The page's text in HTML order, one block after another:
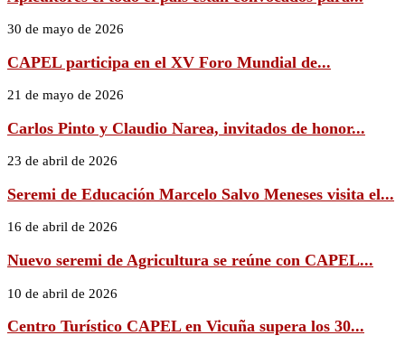
30 de mayo de 2026
CAPEL participa en el XV Foro Mundial de...
21 de mayo de 2026
Carlos Pinto y Claudio Narea, invitados de honor...
23 de abril de 2026
Seremi de Educación Marcelo Salvo Meneses visita el...
16 de abril de 2026
Nuevo seremi de Agricultura se reúne con CAPEL...
10 de abril de 2026
Centro Turístico CAPEL en Vicuña supera los 30...